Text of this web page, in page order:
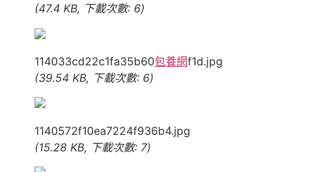
(47.4 KB, 下載次數: 6)
114033cd22c1fa35b60包養網f1d.jpg
(39.54 KB, 下載次數: 6)
1140572f10ea7224f936b4.jpg
(15.28 KB, 下載次數: 7)